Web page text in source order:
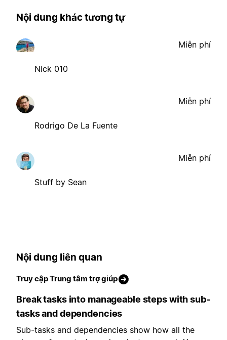
Nội dung khác tương tự
Nick 010
Miễn phí
Rodrigo De La Fuente
Miễn phí
Stuff by Sean
Miễn phí
Nội dung liên quan
Truy cập Trung tâm trợ giúp
Break tasks into manageable steps with sub-
tasks and dependencies
Sub-tasks and dependencies show how all the